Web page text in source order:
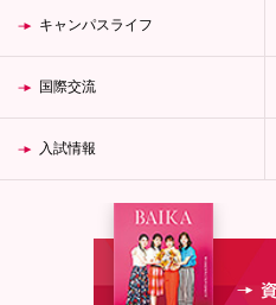
キャンパスライフ
国際交流
入試情報